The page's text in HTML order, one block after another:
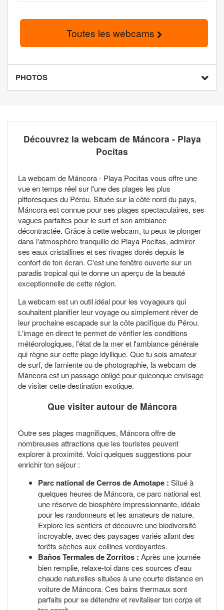
Toutes les webcams
PHOTOS
Découvrez la webcam de Máncora - Playa
Pocitas
La webcam de Máncora - Playa Pocitas vous offre une
vue en temps réel sur l'une des plages les plus
pittoresques du Pérou. Située sur la côte nord du pays,
Máncora est connue pour ses plages spectaculaires, ses
vagues parfaites pour le surf et son ambiance
décontractée. Grâce à cette webcam, tu peux te plonger
dans l'atmosphère tranquille de Playa Pocitas, admirer
ses eaux cristallines et ses rivages dorés depuis le
confort de ton écran. C'est une fenêtre ouverte sur un
paradis tropical qui te donne un aperçu de la beauté
exceptionnelle de cette région.
La webcam est un outil idéal pour les voyageurs qui
souhaitent planifier leur voyage ou simplement rêver de
leur prochaine escapade sur la côte pacifique du Pérou.
L'image en direct te permet de vérifier les conditions
météorologiques, l'état de la mer et l'ambiance générale
qui règne sur cette plage idyllique. Que tu sois amateur
de surf, de farniente ou de photographie, la webcam de
Máncora est un passage obligé pour quiconque envisage
de visiter cette destination exotique.
Que visiter autour de Máncora
Outre ses plages magnifiques, Máncora offre de
nombreuses attractions que les touristes peuvent
explorer à proximité. Voici quelques suggestions pour
enrichir ton séjour :
Parc national de Cerros de Amotape : Situé à
quelques heures de Máncora, ce parc national est
une réserve de biosphère impressionnante, idéale
pour les randonneurs et les amateurs de nature.
Explore les sentiers et découvre une biodiversité
incroyable, avec des paysages variés allant des
forêts sèches aux collines verdoyantes.
Baños Termales de Zorritos : Après une journée
bien remplie, relaxe-toi dans ces sources d'eau
chaude naturelles situées à une courte distance en
voiture de Máncora. Ces bains thermaux sont
parfaits pour se détendre et revitaliser ton corps et